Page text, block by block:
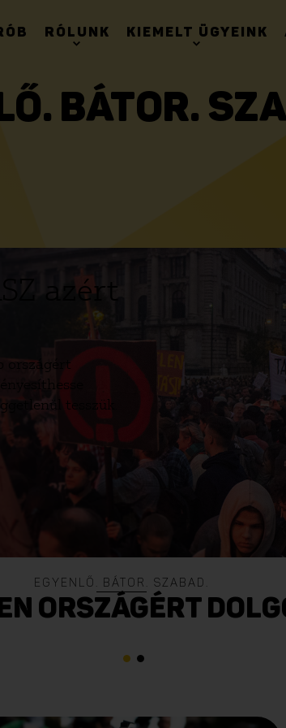
RÓLUNK KIEMELT ÜGYEINK
BÁTOR.
azért
országért
tesszük.
EGYENLŐ. BÁTOR. SZABAD.
ORSZÁGÉRT